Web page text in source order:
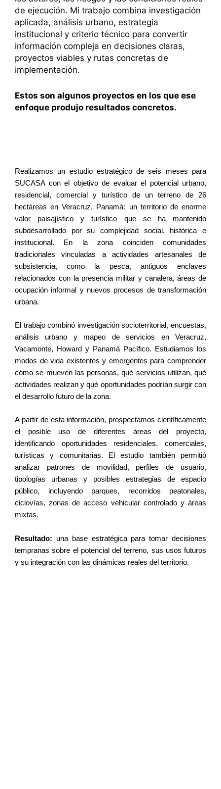
de ejecución. Mi trabajo combina investigación
aplicada, análisis urbano, estrategia
institucional y criterio técnico para convertir
información compleja en decisiones claras,
proyectos viables y rutas concretas de
implementación.
Estos son algunos proyectos en los que ese
enfoque produjo resultados concretos.
Realizamos un estudio estratégico de seis meses para
SUCASA con el objetivo de evaluar el potencial urbano,
residencial, comercial y turístico de un terreno de 26
hectáreas en Veracruz, Panamá: un territorio de enorme
valor paisajístico y turístico que se ha mantenido
subdesarrollado por su complejidad social, histórica e
institucional. En la zona coinciden comunidades
tradicionales vinculadas a actividades artesanales de
subsistencia, como la pesca, antiguos enclaves
relacionados con la presencia militar y canalera, áreas de
ocupación informal y nuevos procesos de transformación
urbana.
El trabajo combinó investigación socioterritorial, encuestas,
análisis urbano y mapeo de servicios en Veracruz,
Vacamonte, Howard y Panamá Pacífico. Estudiamos los
modos de vida existentes y emergentes para comprender
cómo se mueven las personas, qué servicios utilizan, qué
actividades realizan y qué oportunidades podrían surgir con
el desarrollo futuro de la zona.
A partir de esta información, prospectamos científicamente
el posible uso de diferentes áreas del proyecto,
identificando oportunidades residenciales, comerciales,
turísticas y comunitarias. El estudio también permitió
analizar patrones de movilidad, perfiles de usuario,
tipologías urbanas y posibles estrategias de espacio
público, incluyendo parques, recorridos peatonales,
ciclovías, zonas de acceso vehicular controlado y áreas
mixtas.
Resultado: una base estratégica para tomar decisiones
tempranas sobre el potencial del terreno, sus usos futuros
y su integración con las dinámicas reales del territorio.